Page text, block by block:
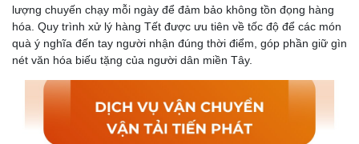
lượng chuyến chạy mỗi ngày để đảm bảo không tồn đọng hàng
hóa. Quy trình xử lý hàng Tết được ưu tiên về tốc độ để các món
quà ý nghĩa đến tay người nhận đúng thời điểm, góp phần giữ gìn
nét văn hóa biếu tặng của người dân miền Tây.